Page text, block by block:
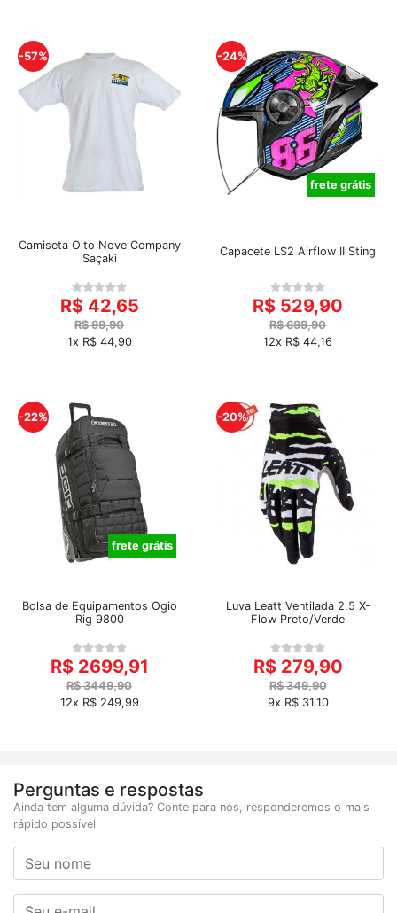
-57%
Camiseta Oito Nove Company
Saçaki
R$ 42,65
R$ 99,90
1x R$ 44,90
-24%
frete grátis
Capacete LS2 Airflow II Sting
R$ 529,90
R$ 699,90
12x R$ 44,16
-22%
frete grátis
Bolsa de Equipamentos Ogio
Rig 9800
R$ 2699,91
R$ 3449,90
12x R$ 249,99
-20%
Luva Leatt Ventilada 2.5 X-
Flow Preto/Verde
R$ 279,90
R$ 349,90
9x R$ 31,10
Perguntas e respostas
Ainda tem alguma dúvida? Conte para nós, responderemos o mais
rápido possível